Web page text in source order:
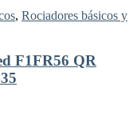
, Rociadores básicos y
F1FR56 QR